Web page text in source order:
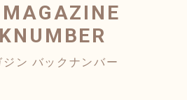
ジン バックナンバー